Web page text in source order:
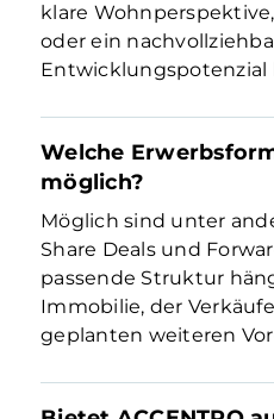
klare
oder ein
Entwicklungspotenzial
Welche
möglich?
Möglich sind unter
Share Deals und
passende Struktur
Immobilie, der
geplanten weiteren